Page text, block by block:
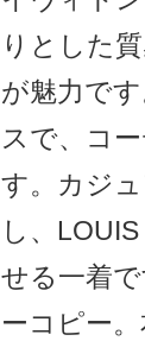
りとした
が魅力で
スで、コ
す。カジ
し、
せる一着
ーコピー